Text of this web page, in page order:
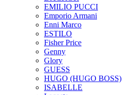
EMILIO PUCCI
Emporio Armani
Enni Marco
ESTILO
Fisher Price
Genny
Glory
GUESS
HUGO (HUGO BOSS)
ISABELLE